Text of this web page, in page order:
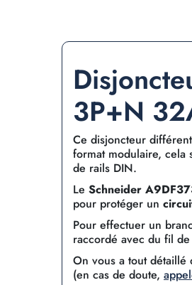
3P+N
Ce disjoncteur
format modulaire,
de rails DIN.
LeSchneider
pour protéger un
Pour effectuer un
raccordé avec du fil
On vous a tout
(en cas de doute,